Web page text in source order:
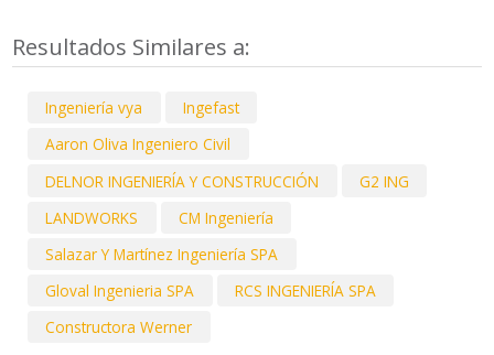
Resultados Similares a:
Ingeniería vya
Ingefast
Aaron Oliva Ingeniero Civil
DELNOR INGENIERÍA Y CONSTRUCCIÓN
G2 ING
LANDWORKS
CM Ingeniería
Salazar Y Martínez Ingeniería SPA
Gloval Ingenieria SPA
RCS INGENIERÍA SPA
Constructora Werner